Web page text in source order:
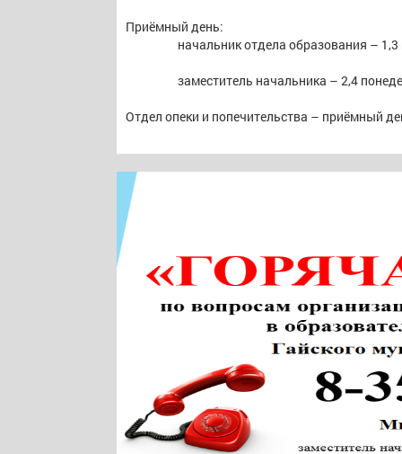
Приёмный день:
начальник отдела образования –
заместитель начальника – 2,4
Отдел опеки и попечительства – приёмный